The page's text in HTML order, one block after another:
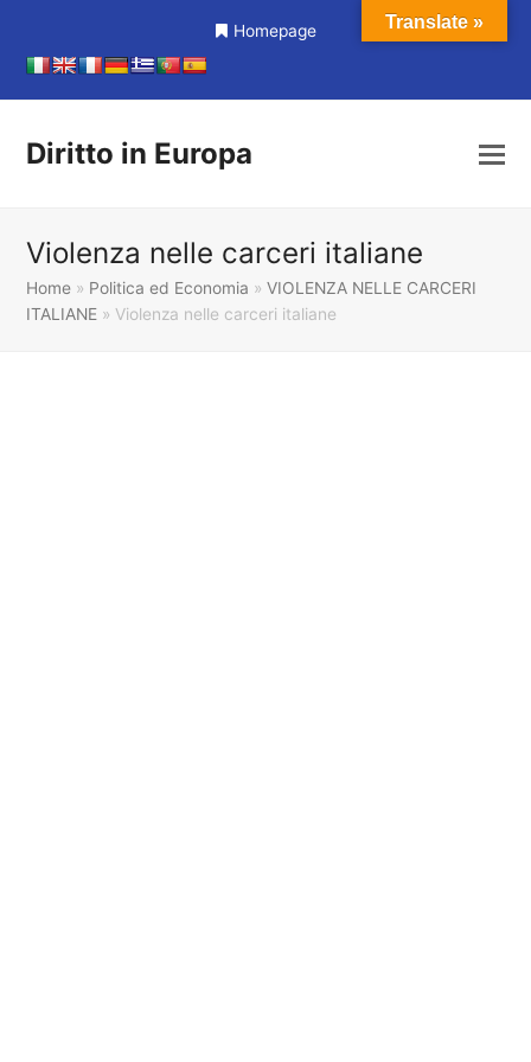
Homepage
Diritto in Europa
Violenza nelle carceri italiane
Home » Politica ed Economia »VIOLENZA NELLE CARCERI
ITALIANE »Violenza nelle carceri italiane
Translate »